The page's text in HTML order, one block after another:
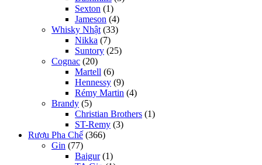
Sexton (1)
Jameson (4)
Whisky Nhật (33)
Nikka (7)
Suntory (25)
Cognac (20)
Martell (6)
Hennessy (9)
Rémy Martin (4)
Brandy (5)
Christian Brothers (1)
ST-Remy (3)
Rượu Pha Chế (366)
Gin (77)
Baigur (1)